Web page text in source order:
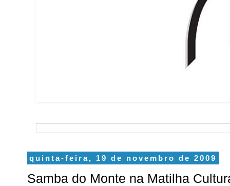
quinta-feira, 19 de novembro de 2009
Samba do Monte na Matilha